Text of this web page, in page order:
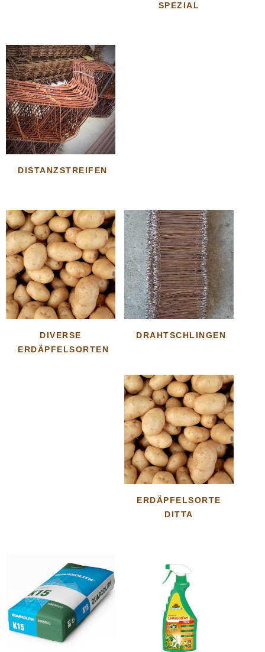
SPEZIAL
DISTANZSTREIFEN
DIVERSE
ERDÄPFELSORTEN
DRAHTSCHLINGEN
ERDÄPFELSORTE
DITTA